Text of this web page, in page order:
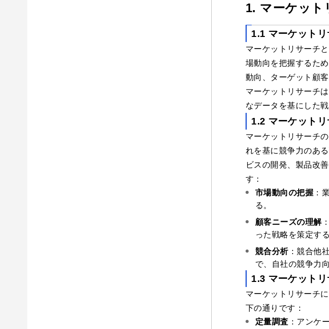
1. マーケット
1.1 マーケット
マーケットリサーチ
場動向を把握するた
動向、ターゲット顧
マーケットリサーチ
なデータを基にした
1.2 マーケット
マーケットリサーチ
れを基に競争力のあ
ビスの開発、製品改
す：
市場動向の把握 ：
る。
顧客ニーズの理解
った戦略を策定する
競合分析：競合他
で、自社の競争力
1.3 マーケット
マーケットリサーチ
下の通りです：
定量調査 ：アンケ